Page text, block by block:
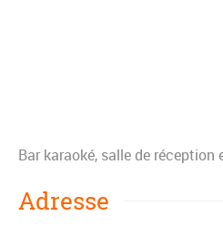
Bar karaoké, salle de réception
Adresse